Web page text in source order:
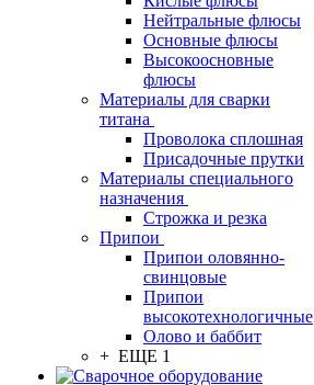
Нейтральные флюсы
Основные флюсы
Высокоосновные
флюсы
Материалы для сварки
титана
Проволока сплошная
Присадочные прутки
Материалы специального
назначения
Строжка и резка
Припои
Припои оловянно-
свинцовые
Припои
высокотехнологичные
Олово и баббит
+ ЕЩЕ 1